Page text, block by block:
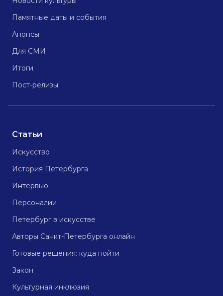
Памятные даты и события
Анонсы
Для СМИ
Итоги
Пост-релизы
Статьи
Искусство
История Петербурга
Интервью
Персоналии
Петербург в искусстве
Авторы Санкт-Петербурга онлайн
Готовые решения: куда пойти
Закон
Культурная инклюзия